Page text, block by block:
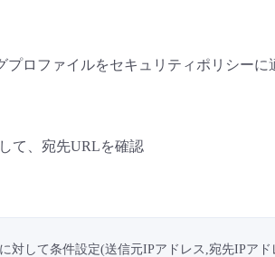
プロファイルをセキュリティポリシーに
て、宛先URLを確認
対して条件設定(送信元IPアドレス,宛先IPア